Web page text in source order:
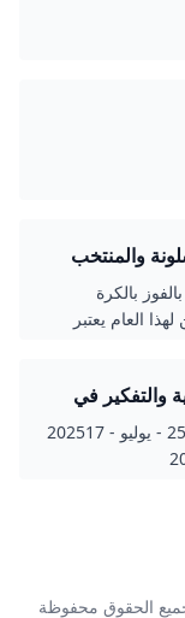
والمنتخب
بالكرة
العام يعتبر
والتفكير في
3 - سبتمبر - 2025لامين يامال منتخب إسبانيا 25 - يوليو - 202517
الحقوق محفوظة